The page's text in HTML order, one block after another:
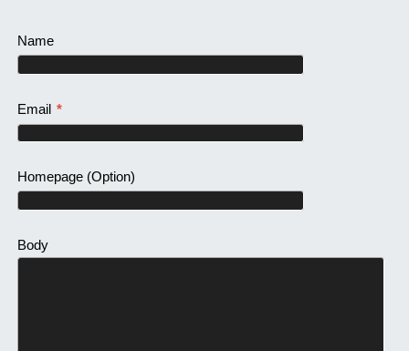
Name
Email *
Homepage(Option)
Body